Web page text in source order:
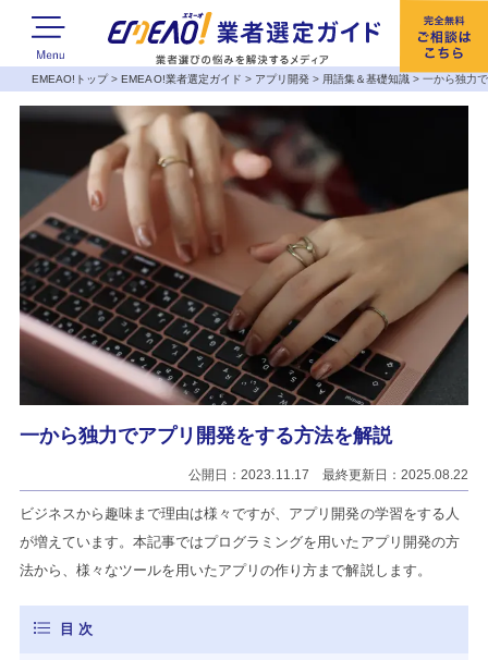
EMEAO!トップ>EMEAO!業者選定ガイド > アプリ開発> 用語集＆基礎知識 >一から独力
一から独力でアプリ開発をする方法を解説
公開日：2023.11.17 最終更新日：2025.08.22
ビジネスから趣味まで理由は様々ですが、アプリ開発の学習をする人
が増えています。本記事ではプログラミングを用いたアプリ開発の方
法から、様々なツールを用いたアプリの作り方まで解説します。